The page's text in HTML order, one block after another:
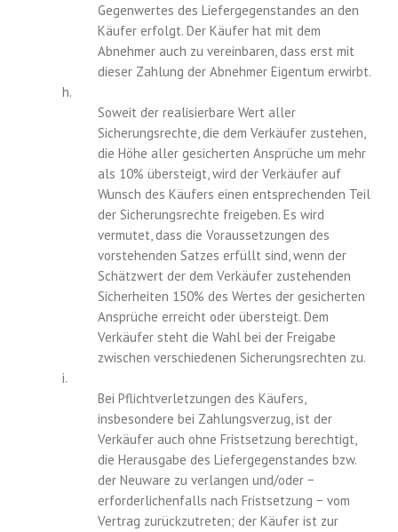
Gegenwertes des Liefergegenstandes an den
Käufer erfolgt. Der Käufer hat mit dem
Abnehmer auch zu vereinbaren, dass erst mit
dieser Zahlung der Abnehmer Eigentum erwirbt.
h.
Soweit der realisierbare Wert aller
Sicherungsrechte, die dem Verkäufer zustehen,
die Höhe aller gesicherten Ansprüche um mehr
als 10% übersteigt, wird der Verkäufer auf
Wunsch des Käufers einen entsprechenden Teil
der Sicherungsrechte freigeben. Es wird
vermutet, dass die Voraussetzungen des
vorstehenden Satzes erfüllt sind, wenn der
Schätzwert der dem Verkäufer zustehenden
Sicherheiten 150% des Wertes der gesicherten
Ansprüche erreicht oder übersteigt. Dem
Verkäufer steht die Wahl bei der Freigabe
zwischen verschiedenen Sicherungsrechten zu.
i.
Bei Pflichtverletzungen des Käufers,
insbesondere bei Zahlungsverzug, ist der
Verkäufer auch ohne Fristsetzung berechtigt,
die Herausgabe des Liefergegenstandes bzw.
der Neuware zu verlangen und/oder −
erforderlichenfalls nach Fristsetzung − vom
Vertrag zurückzutreten; der Käufer ist zur